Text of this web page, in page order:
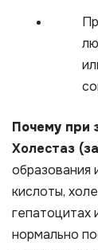
Почему при
Холестаз
образования
кислоты,
гепатоцитах
нормально